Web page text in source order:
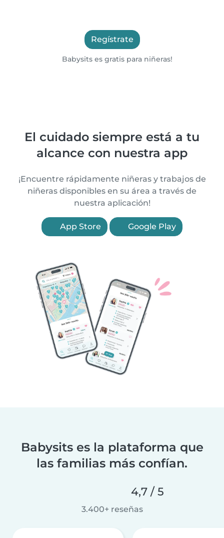
Regístrate
Babysits es gratis para niñeras!
El cuidado siempre está a tu
alcance con nuestra app
¡Encuentre rápidamente niñeras y trabajos de
niñeras disponibles en su área a través de
nuestra aplicación!
App Store Google Play
Babysits es la plataforma que
las familias más confían.
4,7 / 5
3.400+ reseñas